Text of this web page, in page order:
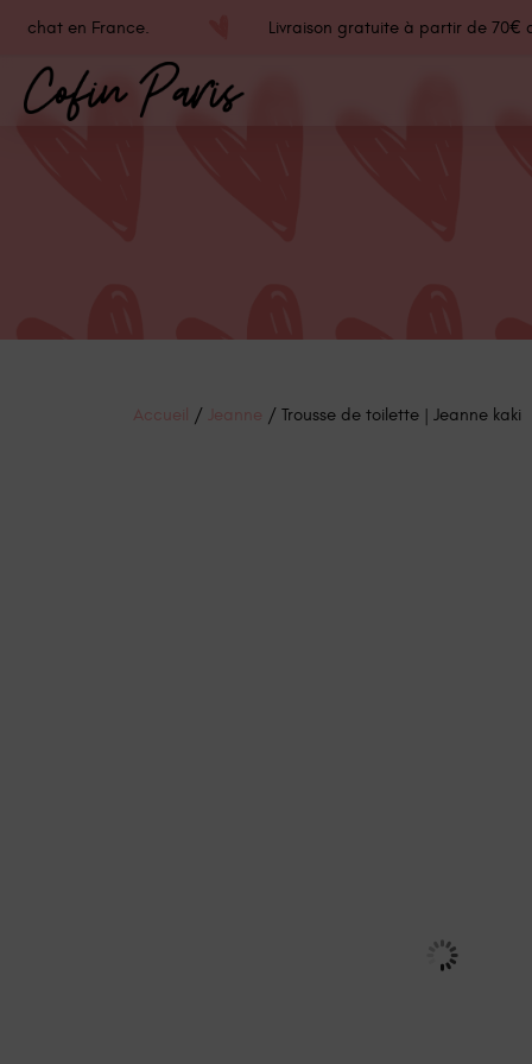
en France. Livraison gratuite à partir de 70€
Accueil / Jeanne / Trousse de toilette | Jeanne kaki